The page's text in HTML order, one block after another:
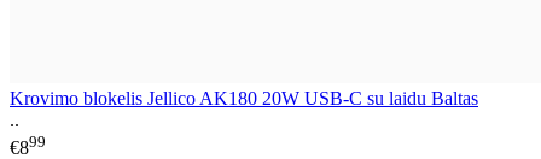
Krovimo blokelis Jellico AK180 20W USB-C su laidu Baltas
..
€899